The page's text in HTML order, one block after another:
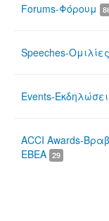
Forums-Φόρουμ
Speeches-Ομιλίες
Events-
ACCI Awards-
ΕΒΕΑ 29